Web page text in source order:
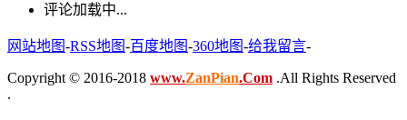
评论加载中...
网站地图-RSS地图-百度地图-360地图-给我留言-
Copyright © 2016-2018 www.ZanPian.Com .All Rights Reserved
.